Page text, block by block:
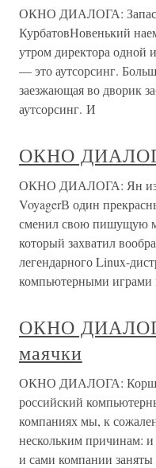
ОКНО ДИАЛОГА:
КурбатовНовенький
утром директора одной
— это аутсорсинг.
заезжающая во дворик
аутсорсинг. И
ОКНО
ОКНО ДИАЛОГА: Ян из
VoyagerВ один
сменил свою пишущую
который захватил
легендарного Linux-
компьютерными играми
ОКНО
маячки
ОКНО ДИАЛОГА:
российский
компаниях мы, к
нескольким причинам:
и сами компании